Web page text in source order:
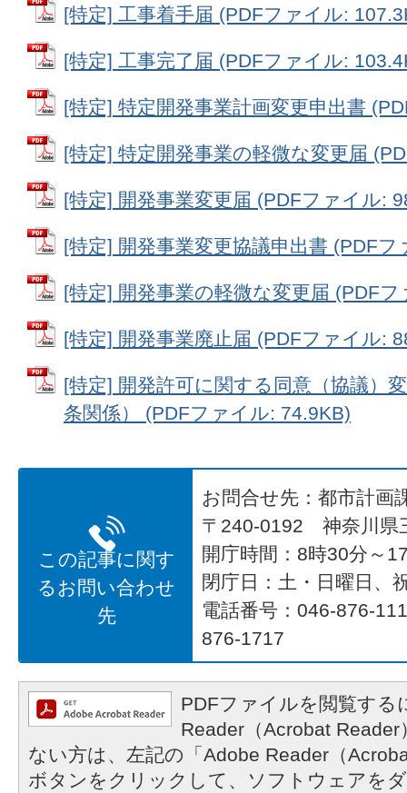
[特定] 工事着手届 (PDFファイル:
[特定] 工事完了届 (PDFファイル:
[特定] 特定開発事業計画変更申出書
[特定] 特定開発事業の軽微な変更届
[特定] 開発事業変更届 (PDFファイル:
[特定] 開発事業変更協議申出書 (PDF
[特定] 開発事業の軽微な変更届 (PDF
[特定] 開発事業廃止届 (PDFファイル:
[特定] 開発許可に関する同意（協議）
条関係） (PDFファイル: 74.9KB)
この記事に関す
るお問い合わせ
先
お問合せ先：都市計画
〒240-0192 神奈川県
開庁時間：8時30分～
閉庁日：土・日曜日、
電話番号：046-876-
876-1717
PDFファイルを閲覧する
Reader（Acrobat
ない方は、左記の「Adobe Reader（
ボタンをクリックして、ソフトウェアを